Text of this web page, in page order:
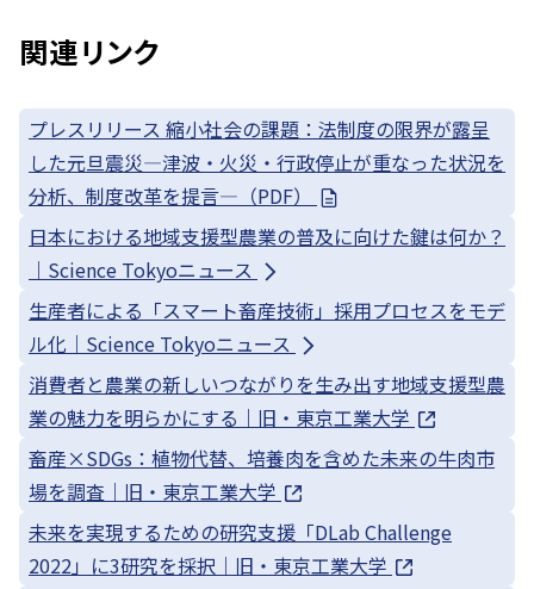
関連リンク
プレスリリース 縮小社会の課題：法制度の限界が露呈
した元旦震災—津波・火災・行政停止が重なった状況を
分析、制度改革を提言—（PDF）
日本における地域支援型農業の普及に向けた鍵は何か？
｜Science Tokyoニュース
生産者による「スマート畜産技術」採用プロセスをモデ
ル化｜Science Tokyoニュース
消費者と農業の新しいつながりを生み出す地域支援型農
業の魅力を明らかにする｜旧・東京工業大学
畜産×SDGs：植物代替、培養肉を含めた未来の牛肉市
場を調査｜旧・東京工業大学
未来を実現するための研究支援「DLab Challenge
2022」に3研究を採択｜旧・東京工業大学